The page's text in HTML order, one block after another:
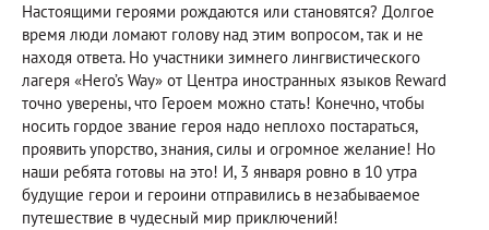
Настоящими героями рождаются или становятся? Долгое
время люди ломают голову над этим вопросом, так и не
находя ответа. Но участники зимнего лингвистического
лагеря «Hero’s Way» от Центра иностранных языков Reward
точно уверены, что Героем можно стать! Конечно, чтобы
носить гордое звание героя надо неплохо постараться,
проявить упорство, знания, силы и огромное желание! Но
наши ребята готовы на это! И, 3 января ровно в 10 утра
будущие герои и героини отправились в незабываемое
путешествие в чудесный мир приключений!